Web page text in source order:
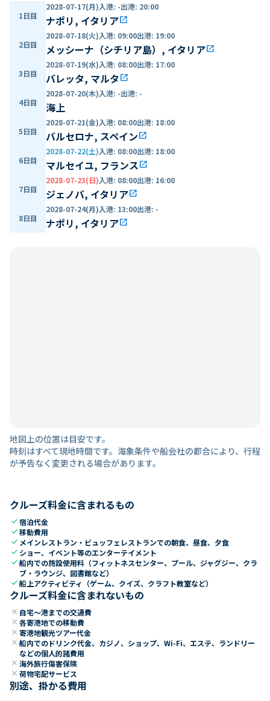
1日目
2028-07-17(月)入港: -出港: 20:00
ナポリ, イタリアopen_in_new
2日目
2028-07-18(火)入港: 09:00出港: 19:00
メッシーナ（シチリア島）, イタリアopen_in_new
3日目
2028-07-19(水)入港: 08:00出港: 17:00
バレッタ, マルタopen_in_new
4日目
2028-07-20(木)入港: -出港: -
海上
5日目
2028-07-21(金)入港: 08:00出港: 18:00
バルセロナ, スペインopen_in_new
6日目
2028-07-22(土)入港: 08:00出港: 18:00
マルセイユ, フランスopen_in_new
7日目
2028-07-23(日)入港: 08:00出港: 16:00
ジェノバ, イタリアopen_in_new
8日目
2028-07-24(月)入港: 13:00出港: -
ナポリ, イタリアopen_in_new
地図上の位置は目安です。
時刻はすべて現地時間です。海象条件や船会社の都合により、行程
が予告なく変更される場合があります。
クルーズ料金に含まれるもの
check宿泊代金
check移動費用
check メインレストラン・ビュッフェレストランでの朝食、昼食、夕食
check ショー、イベント等のエンターテイメント
check船内での施設使用料（フィットネスセンター、プール、ジャグジー、クラ
ブ・ラウンジ、図書館など）
check船上アクティビティ（ゲーム、クイズ、クラフト教室など）
クルーズ料金に含まれないもの
close 自宅～港までの交通費
close 各寄港地での移動費
close 寄港地観光ツアー代金
close 船内でのドリンク代金、カジノ、ショップ、Wi-Fi、エステ、ランドリー
などの個人的諸費用
close 海外旅行傷害保険
close 荷物宅配サービス
別途、掛かる費用